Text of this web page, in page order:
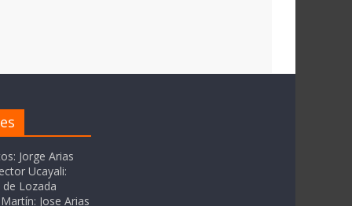
Jorge Arias
Ucayali:
Lozada
Jose Arias